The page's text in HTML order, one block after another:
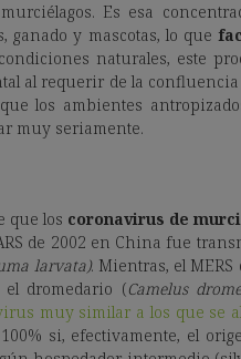
Es esa
y mascotas, lo que
naturales, este
al requerir de la
los ambientes
muy seriamente.
que los coronavirus de
de 2002 en China fue
larvata). Mientras, el MERS
dromedario (Camelus
muy similar a los que se
si, efectivamente, el